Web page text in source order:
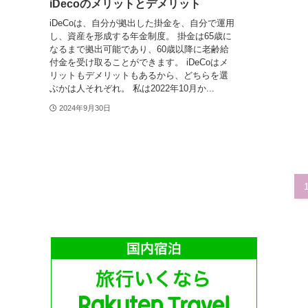
iDecoのメリットとデメリット
iDeCoは、自分が拠出した掛金を、自分で運用
し、資産を形成する年金制度。 掛金は65歳に
なるまで拠出可能であり、60歳以降に老齢給
付金を受け取ることができます。 iDeCoはメ
リットもデメリットもあるから、どちらを選
ぶかは人それぞれ。 私は2022年10月か...
2024年9月30日
1